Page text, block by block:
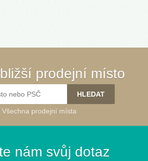
prodejní místo
Všechna prodejní místa
nám svůj dotaz